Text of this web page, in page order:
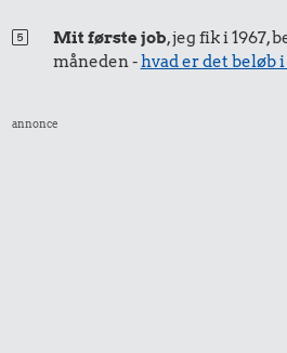
Priser i nutidskroner er estimeret
datidskroner er på baggrund af
Mit første job, jeg fik i 1967,
måneden -hvad er det beløb i
annonce